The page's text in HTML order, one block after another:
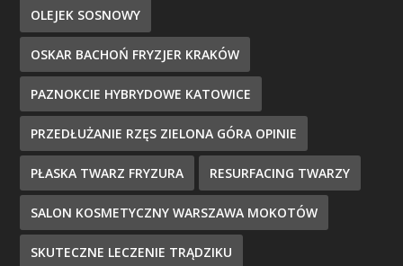
OLEJEK SOSNOWY
OSKAR BACHOŃ FRYZJER KRAKÓW
PAZNOKCIE HYBRYDOWE KATOWICE
PRZEDŁUŻANIE RZĘS ZIELONA GÓRA OPINIE
PŁASKA TWARZ FRYZURA RESURFACING TWARZY
SALON KOSMETYCZNY WARSZAWA MOKOTÓW
SKUTECZNE LECZENIE TRĄDZIKU